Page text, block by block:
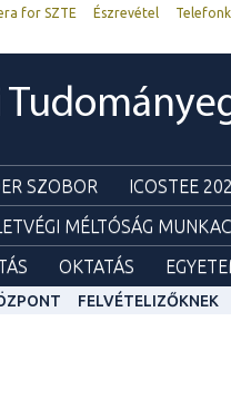
for SZTE Észrevétel
SZOBOR ICOSTEE
MÉLTÓSÁG
OKTATÁS
FELVÉTELIZŐKNEK